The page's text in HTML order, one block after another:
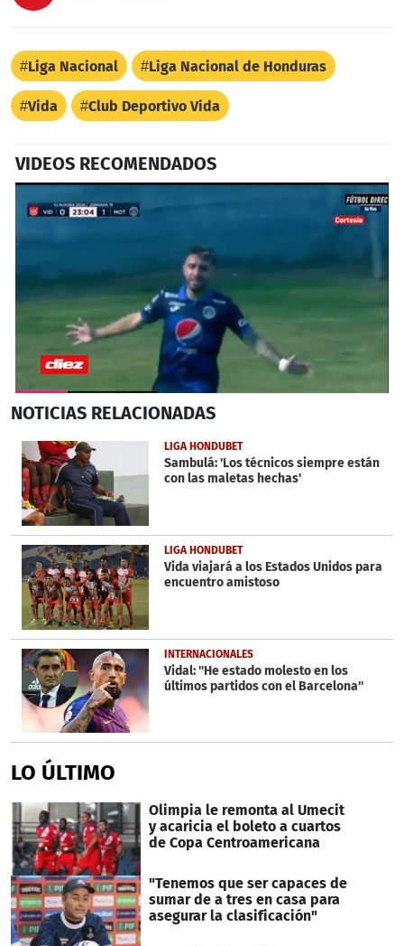
Liga Nacional Liga Nacional de Honduras
Vida Club Deportivo Vida
VIDEOS RECOMENDADOS
seconds
37
seconds
NOTICIAS RELACIONADAS
LIGA HONDUBET
Sambulá: 'Los técnicos siempre están
con las maletas hechas'
LIGA HONDUBET
Vida viajará a los Estados Unidos para
encuentro amistoso
INTERNACIONALES
Vidal: ''He estado molesto en los
últimos partidos con el Barcelona''
LO ÚLTIMO
Olimpia le remonta al Umecit
y acaricia el boleto a cuartos
de Copa Centroamericana
"Tenemos que ser capaces de
sumar de a tres en casa para
asegurar la clasificación"